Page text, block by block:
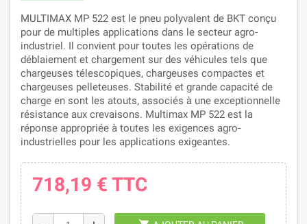
MULTIMAX MP 522 est le pneu polyvalent de BKT conçu
pour de multiples applications dans le secteur agro-
industriel. Il convient pour toutes les opérations de
déblaiement et chargement sur des véhicules tels que
chargeuses télescopiques, chargeuses compactes et
chargeuses pelleteuses. Stabilité et grande capacité de
charge en sont les atouts, associés à une exceptionnelle
résistance aux crevaisons. Multimax MP 522 est la
réponse appropriée à toutes les exigences agro-
industrielles pour les applications exigeantes.
718,19 € TTC